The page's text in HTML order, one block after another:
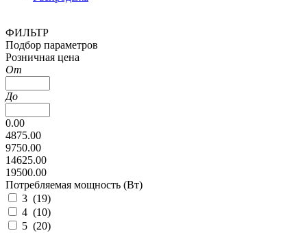
ФИЛЬТР
Подбор параметров
Розничная цена
От
До
0.00
4875.00
9750.00
14625.00
19500.00
Потребляемая мощность (Вт)
3 (19)
4 (10)
5 (20)